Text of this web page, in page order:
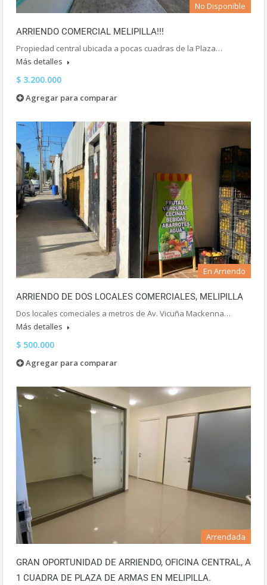
No Disponible
ARRIENDO COMERCIAL MELIPILLA!!!
Propiedad central ubicada a pocas cuadras de la Plaza…
Más detalles
$ 3.200.000
Agregar para comparar
En Arriendo
ARRIENDO DE DOS LOCALES COMERCIALES, MELIPILLA
Dos locales comeciales a metros de Av. Vicuña Mackenna…
Más detalles
$ 500.000
Agregar para comparar
Arrendada
GRAN OPORTUNIDAD DE ARRIENDO, OFICINA CENTRAL, A
1 CUADRA DE PLAZA DE ARMAS EN MELIPILLA.